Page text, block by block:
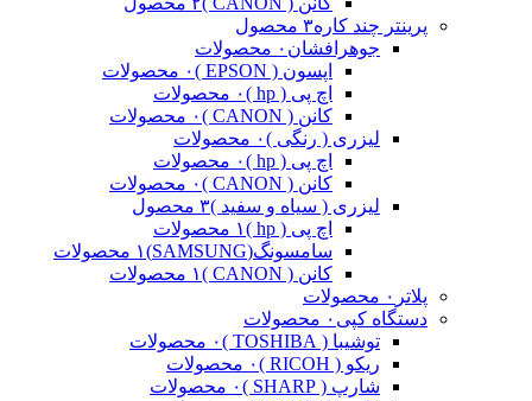
پرینتر چند کاره۳ محصول
جوهرافشان ۰ محصولات
اپسون ( EPSON )
۰ محصولات
اچ پی ( hp )
۰ محصولات
کانن ( CANON )
۰ محصولات
لیزری ( رنگی )۰ محصولات
اچ پی ( hp )
۰ محصولات
کانن ( CANON )
۰ محصولات
لیزری ( سیاه و سفید )۳ محصول
اچ پی ( hp )
۱ محصولات
سامسونگ(SAMSUNG)
۱ محصولات
کانن ( CANON )
۱ محصولات
پلاتر ۰ محصولات
دستگاه کپی ۰ محصولات
توشیبا ( TOSHIBA )
۰ محصولات
ریکو ( RICOH )
۰ محصولات
شارپ ( SHARP )
۰ محصولات